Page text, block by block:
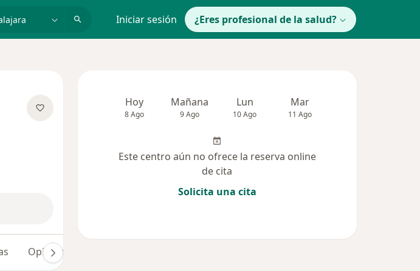
Iniciar sesión ¿Eres profesional de la salud?
Opiniones (6)
Hoy
8 Ago
Mañana
9 Ago
Lun
10 Ago
Mar
11 Ago
Este centro aún no ofrece la reserva online
de cita
Solicita una cita